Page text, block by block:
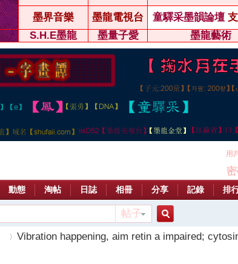
墨界音樂 墨龍電視台 童驛采墨韻論壇
S.H.E墨龍 墨量子愛 墨龍藝術
用
動態 淘帖 日誌 相冊 分享 記錄 排
帖子
搜
Vibration happening, aim retin a impaired;